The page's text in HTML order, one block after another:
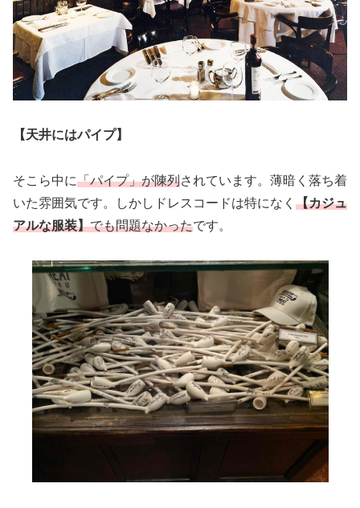
【天井にはパイプ】
そこら中に「パイプ」が陳列されています。薄暗く落ち着
いた雰囲気です。しかしドレスコードは特になく 【カジュ
アルな服装】でも問題なかったです。